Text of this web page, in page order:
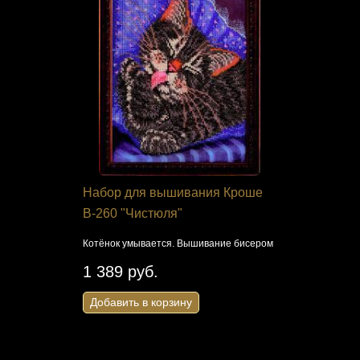
Набор для вышивания Кроше
В-260 "Чистюля"
Котёнок умывается. Вышивание бисером
1 389 руб.
Добавить в корзину